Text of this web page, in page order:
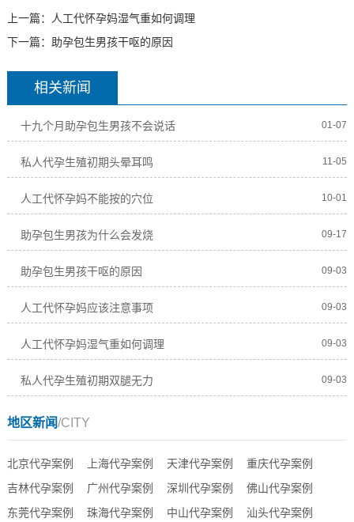
上一篇：
人工代怀孕妈湿气重如何调理
下一篇：
助孕包生男孩干呕的原因
相关新闻
十九个月助孕包生男孩不会说话 01-07
私人代孕生殖初期头晕耳鸣 11-05
人工代怀孕妈不能按的穴位 10-01
助孕包生男孩为什么会发烧 09-17
助孕包生男孩干呕的原因 09-03
人工代怀孕妈应该注意事项 09-03
人工代怀孕妈湿气重如何调理 09-03
私人代孕生殖初期双腿无力 09-03
地区新闻/CITY
北京代孕案例 上海代孕案例 天津代孕案例
重庆代孕案例
吉林代孕案例
广州代孕案例 深圳代孕案例
佛山代孕案例
东莞代孕案例
珠海代孕案例 中山代孕案例
汕头代孕案例